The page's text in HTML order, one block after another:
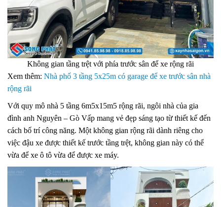
Không gian tầng trệt với phía trước sân để xe rộng rãi
Xem thêm: Nhà phố 3 tầng 5x25m có garage để xe trước sân nhà
rộng rãi
Với quy mô nhà 5 tầng 6m5x15m5 rộng rãi, ngôi nhà của gia
đình anh Nguyên – Gò Vấp mang vẻ đẹp sáng tạo từ thiết kế đến
cách bố trí công năng. Một không gian rộng rãi dành riêng cho
việc đậu xe được thiết kế trước tầng trệt, không gian này có thể
vừa để xe ô tô vừa để được xe máy.